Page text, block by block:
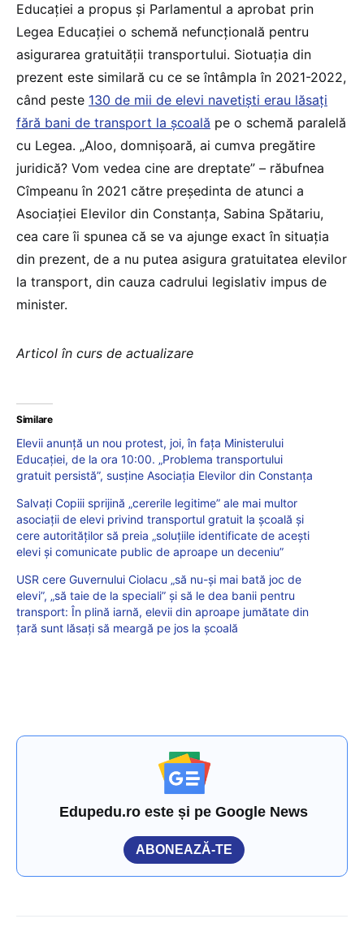
Educației a propus și Parlamentul a aprobat prin
Legea Educației o schemă nefuncțională pentru
asigurarea gratuității transportului. Siotuația din
prezent este similară cu ce se întâmpla în 2021-2022,
când peste 130 de mii de elevi navetiști erau lăsați
fără bani de transport la școală pe o schemă paralelă
cu Legea. „Aloo, domnișoară, ai cumva pregătire
juridică? Vom vedea cine are dreptate” – răbufnea
Cîmpeanu în 2021 către președinta de atunci a
Asociației Elevilor din Constanța, Sabina Spătariu,
cea care îi spunea că se va ajunge exact în situația
din prezent, de a nu putea asigura gratuitatea elevilor
la transport, din cauza cadrului legislativ impus de
minister.
Articol în curs de actualizare
Similare
Elevii anunță un nou protest, joi, în fața Ministerului
Educației, de la ora 10:00. „Problema transportului
gratuit persistă”, susține Asociația Elevilor din Constanța
Salvați Copiii sprijină „cererile legitime” ale mai multor
asociații de elevi privind transportul gratuit la școală și
cere autorităților să preia „soluțiile identificate de acești
elevi și comunicate public de aproape un deceniu”
USR cere Guvernului Ciolacu „să nu-şi mai bată joc de
elevi”, „să taie de la speciali” și să le dea banii pentru
transport: În plină iarnă, elevii din aproape jumătate din
ţară sunt lăsaţi să meargă pe jos la şcoală
Edupedu.ro este și pe Google News
ABONEAZĂ-TE